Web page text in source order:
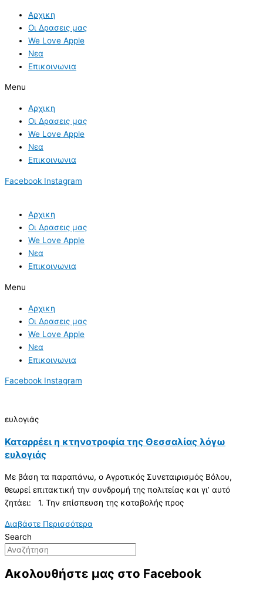
content
Αρχικη
Οι Δρασεις μας
We Love Apple
Νεα
Επικοινωνια
Menu
Αρχικη
Οι Δρασεις μας
We Love Apple
Νεα
Επικοινωνια
Facebook Instagram
Αρχικη
Οι Δρασεις μας
We Love Apple
Νεα
Επικοινωνια
Menu
Αρχικη
Οι Δρασεις μας
We Love Apple
Νεα
Επικοινωνια
Facebook Instagram
ευλογιάς
Καταρρέει η κτηνοτροφία της Θεσσαλίας λόγω
ευλογιάς
Με βάση τα παραπάνω, ο Αγροτικός Συνεταιρισμός Βόλου,
θεωρεί επιτακτική την συνδρομή της πολιτείας και γι’ αυτό
ζητάει: 1. Την επίσπευση της καταβολής προς
Διαβάστε Περισσότερα
Search
Ακολουθήστε μας στο Facebook